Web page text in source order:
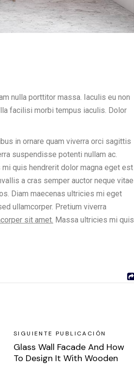
nulla porttitor massa. Iaculis eu non
facilisi morbi tempus iaculis. Dolor
in ornare quam viverra orci sagittis
suspendisse potenti nullam ac.
quis hendrerit dolor magna eget est
a cras semper auctor neque vitae
Diam maecenas ultricies mi eget
ullamcorper. Pretium viverra
sit amet. Massa ultricies mi quis
SIGUIENTE PUBLICACIÓN
Glass Wall Facade And How
To Design It With Wooden